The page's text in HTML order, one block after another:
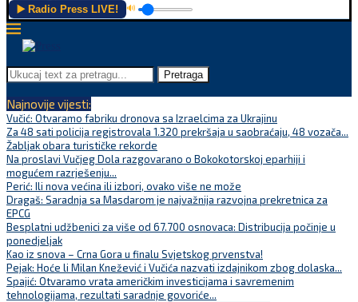
▶️ Radio Press LIVE! 🔊
Pretraga
Najnovije vijesti:
Vučić: Otvaramo fabriku dronova sa Izraelcima za Ukrajinu
Za 48 sati policija registrovala 1.320 prekršaja u saobraćaju, 48 vozača...
Žabljak obara turističke rekorde
Na proslavi Vučjeg Dola razgovarano o Bokokotorskoj eparhiji i
mogućem razrješenju...
Perić: Ili nova većina ili izbori, ovako više ne može
Dragaš: Saradnja sa Masdarom je najvažnija razvojna prekretnica za
EPCG
Besplatni udžbenici za više od 67.700 osnovaca: Distribucija počinje u
ponedjeljak
Kao iz snova – Crna Gora u finalu Svjetskog prvenstva!
Pejak: Hoće li Milan Knežević i Vučića nazvati izdajnikom zbog dolaska...
Spajić: Otvaramo vrata američkim investicijama i savremenim
tehnologijama, rezultati saradnje govoriće...